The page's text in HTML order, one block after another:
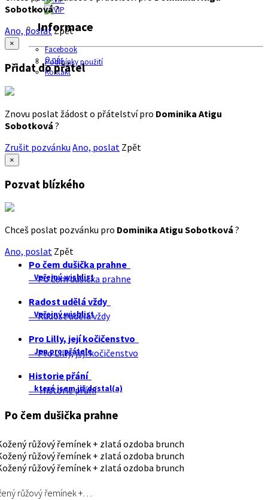
Informace
Facebook
O nás
Podmínky použití
Kontakt
Sobotková?
Ano, poslatZpět
×
Přidat do přátel
Znovu poslat žádost o přátelství pro Dominika Atigu
Sobotková ?
Zrušit pozvánku Ano, poslat Zpět
×
Pozvat blízkého
Chceš poslat pozvánku pro Dominika Atigu Sobotková ?
Ano, poslat Zpět
Po čem dušička prahne
Veřejný wishlist
Po čem dušička prahne
Radost udělá vždy
Veřejný wishlist
Radost udělá vždy
Pro Lilly, její kočičenstvo
Jen pro přátele
Pro Lilly, její kočičenstvo
Historie přání
které jsem již dostal(a)
Historie přání
Po čem dušička prahne
růžový řemínek +…